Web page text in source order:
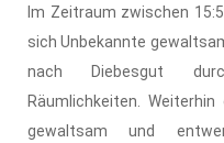
Im Zeitraum zwischen
sich Unbekannte
nach Diebesgut
Räumlichkeiten.
gewaltsam und